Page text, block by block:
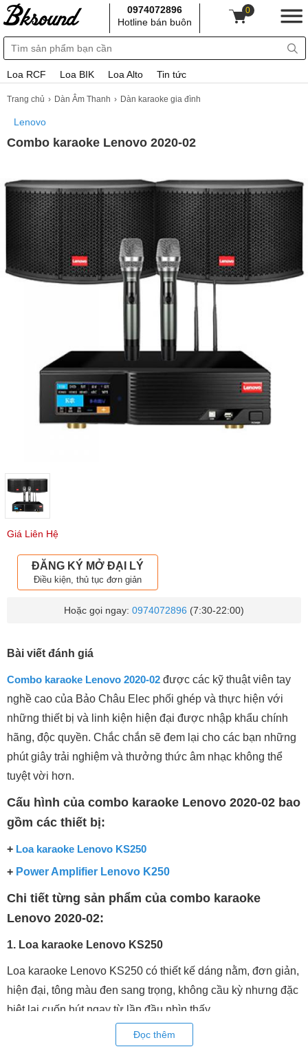
0974072896
Hotline bán buôn
0
Loa RCF Loa BIK Loa Alto Tin tức
Trang chủ Dàn Âm Thanh Dàn karaoke gia đình
Lenovo
Combo karaoke Lenovo 2020-02
Giá Liên Hệ
ĐĂNG KÝ MỞ ĐẠI LÝ
Điều kiện, thủ tục đơn giản
Hoặc gọi ngay: 0974072896 (7:30-22:00)
Bài viết đánh giá
Combo karaoke Lenovo 2020-02 được các kỹ thuật viên tay
nghề cao của Bảo Châu Elec phối ghép và thực hiện với
những thiết bị và linh kiện hiện đại được nhập khẩu chính
hãng, độc quyền. Chắc chắn sẽ đem lại cho các bạn những
phút giây trải nghiệm và thưởng thức âm nhạc không thể
tuyệt vời hơn.
Cấu hình của combo karaoke Lenovo 2020-02 bao
gồm các thiết bị:
+ Loa karaoke Lenovo KS250
+ Power Amplifier Lenovo K250
Chi tiết từng sản phẩm của combo karaoke
Lenovo 2020-02:
1. Loa karaoke Lenovo KS250
Loa karaoke Lenovo KS250 có thiết kế dáng nằm, đơn giản,
hiện đại, tông màu đen sang trọng, không cầu kỳ nhưng đặc
biệt lại cuốn hút ngay từ lần đầu nhìn thấy.
Không hề thua kém các mẫu loa karaoke khác, loa karaoke
Đọc thêm